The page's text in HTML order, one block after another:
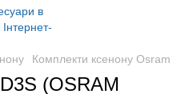
Комплекти ксенону Osram
(OSRAM